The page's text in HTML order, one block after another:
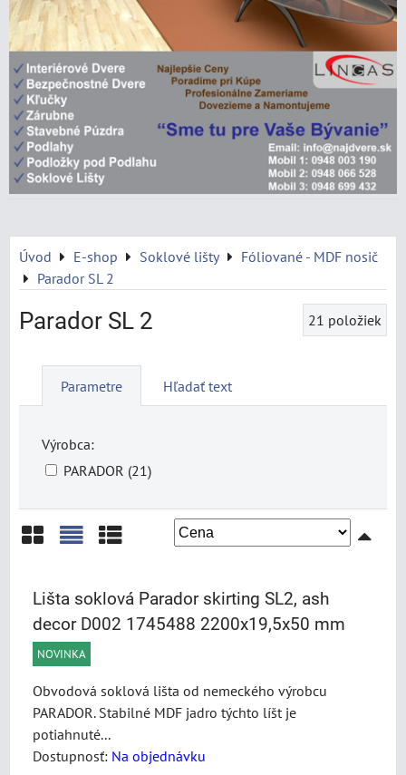
Úvod E-shop Soklové lišty
Fóliované - MDF nosič
Parador SL 2
Parador SL 2 21 položiek
Parametre Hľadať text
Výrobca:
PARADOR (21)
Lišta soklová Parador skirting SL2, ash
decor D002 1745488 2200x19,5x50 mm
NOVINKA
Obvodová soklová lišta od nemeckého výrobcu
PARADOR. Stabilné MDF jadro týchto líšt je
potiahnuté...
Dostupnosť: Na objednávku